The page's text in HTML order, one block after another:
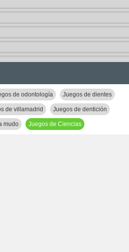
de odontología Juegos de dientes
de villamadrid Juegos de dentición
mudo Juegos de Ciencias